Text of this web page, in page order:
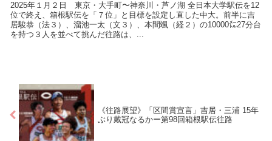
2025年１月２日 東京・大手町〜神奈川・芦ノ湖 全日本大学駅伝を12
位で終え、箱根駅伝を「７位」と目標を設定し直した中大。前半に吉
居駿恭（法３）、溜池一太（文３）、本間颯（経２）の10000㍍27分台
を持つ３人を並べて挑んだ往路は、...
《往路展望》「区間賞宣言」吉居・三浦 15年
ぶり戴冠なるかー第98回箱根駅伝往路